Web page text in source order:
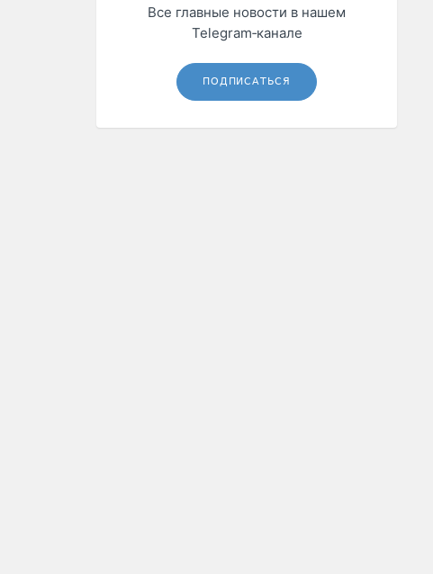
Все главные новости в нашем
Telegram‑канале
ПОДПИСАТЬСЯ